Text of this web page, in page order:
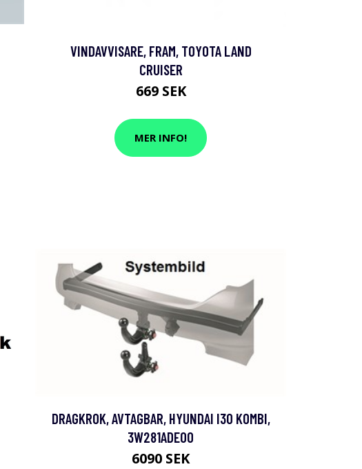
VINDAVVISARE, FRAM, TOYOTA LAND
CRUISER
669 SEK
MER INFO!
DRAGKROK, AVTAGBAR, HYUNDAI I30 KOMBI,
3W281ADE00
6090 SEK